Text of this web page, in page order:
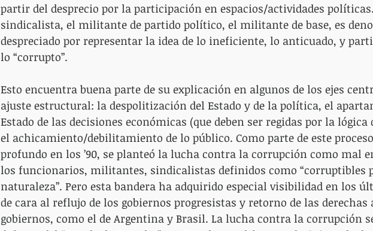
partir del desprecio por la participación en espacios/actividades
sindicalista, el militante de partido político, el militante de base, es
despreciado por representar la idea de lo ineficiente, lo anticuado, y
lo “corrupto”.
Esto encuentra buena parte de su explicación en algunos de los ejes
ajuste estructural: la despolitización del Estado y de la política, el
Estado de las decisiones económicas (que deben ser regidas por la lógica
el achicamiento/debilitamiento de lo público. Como parte de este
profundo en los ’90, se planteó la lucha contra la corrupción como mal
los funcionarios, militantes, sindicalistas definidos como “corruptibles
naturaleza”. Pero esta bandera ha adquirido especial visibilidad en los
de cara al reflujo de los gobiernos progresistas y retorno de las derechas
gobiernos, como el de Argentina y Brasil. La lucha contra la corrupción